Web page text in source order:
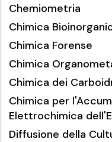
Chemiometria
Chimica
Chimica Forense
Chimica
Chimica dei
Chimica per
Elettrochimica
Diffusione della